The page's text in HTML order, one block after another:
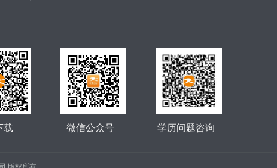
学历问题咨询
微信公众号
载